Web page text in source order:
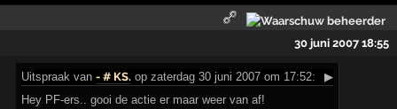
30 juni 2007 18:55
Uitspraak van- # KS. op zaterdag 30 juni 2007 om 17:52:
▶
Hey PF-ers.. gooi de actie er maar weer van af!